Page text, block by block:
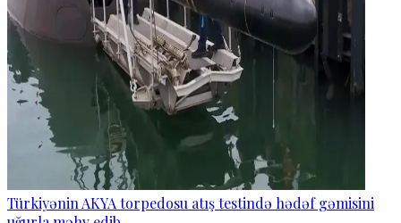
Türkiyənin AKYA torpedosu atış testində hədəf gəmisini